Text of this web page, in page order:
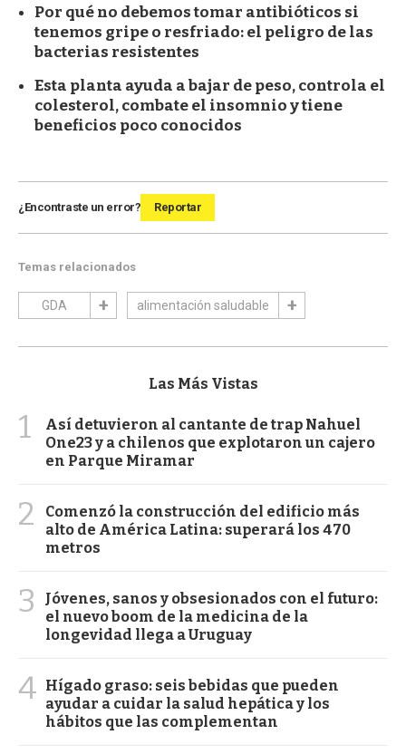
Por qué no debemos tomar antibióticos si
tenemos gripe o resfriado: el peligro de las
bacterias resistentes
Esta planta ayuda a bajar de peso, controla el
colesterol, combate el insomnio y tiene
beneficios poco conocidos
¿Encontraste un error? Reportar
Temas relacionados
GDA alimentación saludable
Las Más Vistas
1
Así detuvieron al cantante de trap Nahuel
One23 y a chilenos que explotaron un cajero
en Parque Miramar
2
Comenzó la construcción del edificio más
alto de América Latina: superará los 470
metros
3
Jóvenes, sanos y obsesionados con el futuro:
el nuevo boom de la medicina de la
longevidad llega a Uruguay
4 Hígado graso: seis bebidas que pueden
ayudar a cuidar la salud hepática y los
hábitos que las complementan